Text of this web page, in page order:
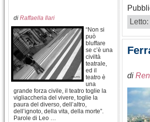
di Raffaella Ilari
“Non si
può
bluffare
se c’è una
civiltà
teatrale,
ed il
teatro è
una
grande forza civile, il teatro toglie la
vigliaccheria del vivere, toglie la
paura del diverso, dell’altro,
dell’ignoto, della vita, della morte”.
Parole di Leo …
di